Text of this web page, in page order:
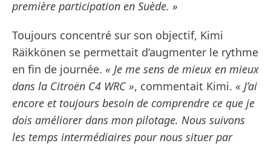
première participation en Suède. »
Toujours concentré sur son objectif, Kimi
Räikkönen se permettait d’augmenter le rythme
en fin de journée. « Je me sens de mieux en mieux
dans la Citroën C4 WRC », commentait Kimi. « J’ai
encore et toujours besoin de comprendre ce que je
dois améliorer dans mon pilotage. Nous suivons
les temps intermédiaires pour nous situer par